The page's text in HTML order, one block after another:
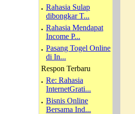
. Rahasia Sulap
dibongkar T...
. Rahasia Mendapat
Income P...
. Pasang Togel Online
di In...
Respon Terbaru
. Re: Rahasia
InternetGrati...
. Bisnis Online
Bersama Ind...